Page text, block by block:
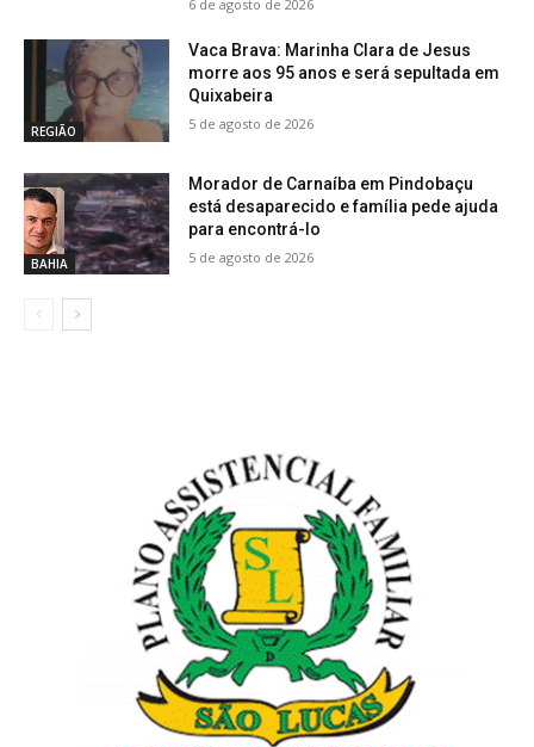
6 de agosto de 2026
REGIÃO
Vaca Brava: Marinha Clara de Jesus
morre aos 95 anos e será sepultada em
Quixabeira
5 de agosto de 2026
BAHIA
Morador de Carnaíba em Pindobaçu
está desaparecido e família pede ajuda
para encontrá-lo
5 de agosto de 2026